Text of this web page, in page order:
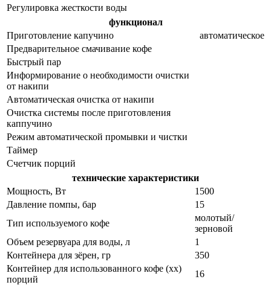
Регулировка жесткости воды
функционал
Приготовление капучино
автоматическое
Предварительное смачивание кофе
Быстрый пар
Информирование о необходимости очистки
от накипи
Автоматическая очистка от накипи
Очистка системы после приготовления
каппучино
Режим автоматической промывки и чистки
Таймер
Счетчик порций
технические характеристики
Мощность, Вт
1500
Давление помпы, бар
15
Тип используемого кофе
молотый/
зерновой
Объем резервуара для воды, л
1
Контейнера для зёрен, гр
350
Контейнер для использованного кофе (хх)
порций
16